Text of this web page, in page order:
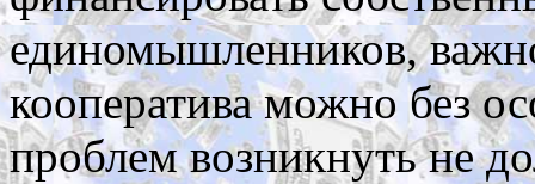
единомышленников,
кооператива можно без
проблем возникнуть не